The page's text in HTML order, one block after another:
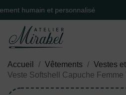
et personnalisé
Accueil Vêtements Vestes
Veste Softshell Capuche Femme